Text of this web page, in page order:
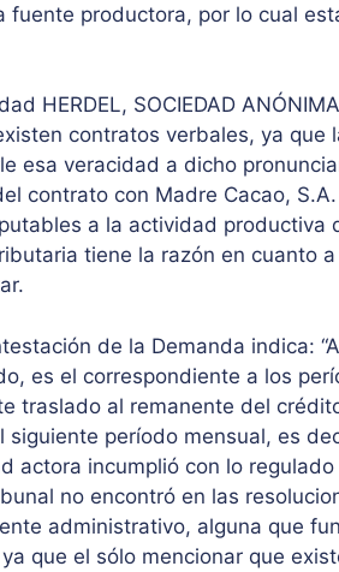
fuente productora, por lo cual
HERDEL, SOCIEDAD
contratos verbales, ya que
esa veracidad a dicho
contrato con Madre Cacao,
a la actividad productiva
tiene la razón en cuanto
de la Demanda indica:
es el correspondiente a los
traslado al remanente del
período mensual, es
actora incumplió con lo regulado
no encontró en las
administrativo, alguna que
que el sólo mencionar que